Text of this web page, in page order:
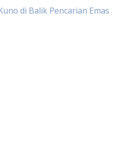
di Balik Pencarian Emas